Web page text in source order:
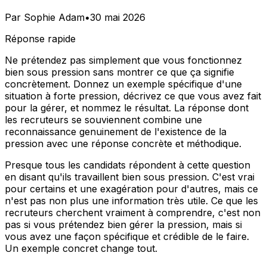
Par Sophie Adam•30 mai 2026
Réponse rapide
Ne prétendez pas simplement que vous fonctionnez
bien sous pression sans montrer ce que ça signifie
concrètement. Donnez un exemple spécifique d'une
situation à forte pression, décrivez ce que vous avez fait
pour la gérer, et nommez le résultat. La réponse dont
les recruteurs se souviennent combine une
reconnaissance genuinement de l'existence de la
pression avec une réponse concrète et méthodique.
Presque tous les candidats répondent à cette question
en disant qu'ils travaillent bien sous pression. C'est vrai
pour certains et une exagération pour d'autres, mais ce
n'est pas non plus une information très utile. Ce que les
recruteurs cherchent vraiment à comprendre, c'est non
pas si vous prétendez bien gérer la pression, mais si
vous avez une façon spécifique et crédible de le faire.
Un exemple concret change tout.